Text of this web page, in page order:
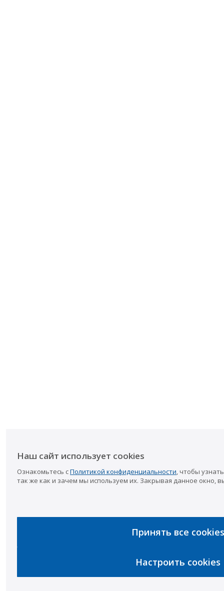
Наш сайт использует cookies
Ознакомьтесь сПолитикой конфиденциальности, чтобы
так же как и зачем мы используем их. Закрывая данное окно,
Принять все cookies
Настроить cookies